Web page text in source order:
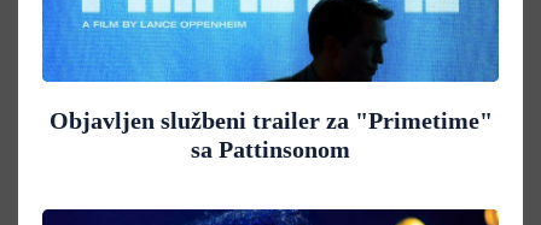
Objavljen službeni trailer za "Primetime"
sa Pattinsonom